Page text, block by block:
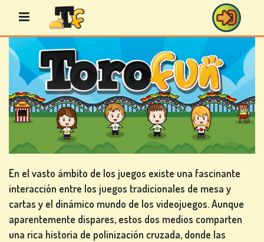
JUEGOS
DE
BINGO
JUEGOS
CASINO
Saltar
al
contenido
En el vasto ámbito de los juegos existe una fascinante
interacción entre los juegos tradicionales de mesa y
cartas y el dinámico mundo de los videojuegos. Aunque
aparentemente dispares, estos dos medios comparten
una rica historia de polinización cruzada, donde las